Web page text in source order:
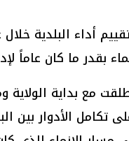
أداء البلدية
بقدر ما كان عاماً
مع بداية الولاية
تكامل الأدوار بين